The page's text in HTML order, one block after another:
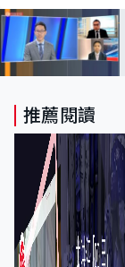
推薦閱讀